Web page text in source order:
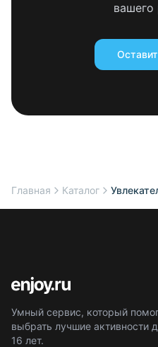
вашего
Главная Каталог
Умный сервис, который
выбрать лучшие активности
16 лет.